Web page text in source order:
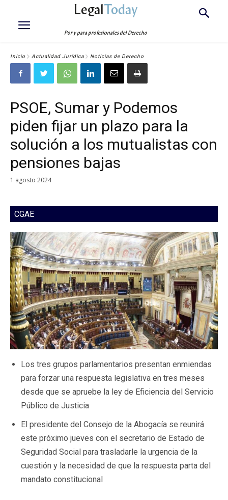
LegalToday
Por y para profesionales del Derecho
Inicio Actualidad Jurídica Noticias de Derecho
PSOE, Sumar y Podemos
piden fijar un plazo para la
solución a los mutualistas con
pensiones bajas
1 agosto 2024
CGAE
Los tres grupos parlamentarios presentan enmiendas
para forzar una respuesta legislativa en tres meses
desde que se apruebe la ley de Eficiencia del Servicio
Público de Justicia
El presidente del Consejo de la Abogacía se reunirá
este próximo jueves con el secretario de Estado de
Seguridad Social para trasladarle la urgencia de la
cuestión y la necesidad de que la respuesta parta del
mandato constitucional